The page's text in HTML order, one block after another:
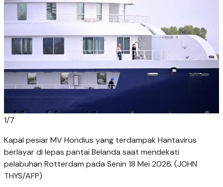
1/7
Kapal pesiar MV Hondius yang terdampak Hantavirus
berlayar di lepas pantai Belanda saat mendekati
pelabuhan Rotterdam pada Senin 18 Mei 2026. (JOHN
THYS/AFP)